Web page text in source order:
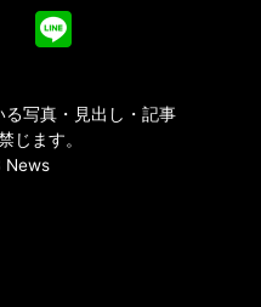
写真・見出し・記事
じます。
News